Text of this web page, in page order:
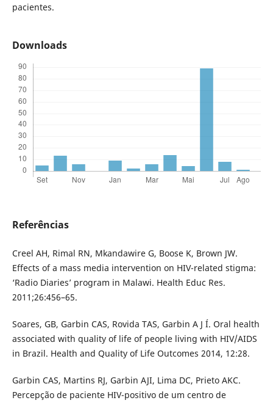
pacientes.
Downloads
Referências
Creel AH, Rimal RN, Mkandawire G, Boose K, Brown JW.
Effects of a mass media intervention on HIV-related stigma:
‘Radio Diaries’ program in Malawi. Health Educ Res.
2011;26:456–65.
Soares, GB, Garbin CAS, Rovida TAS, Garbin A J Í. Oral health
associated with quality of life of people living with HIV/AIDS
in Brazil. Health and Quality of Life Outcomes 2014, 12:28.
Garbin CAS, Martins RJ, Garbin AJI, Lima DC, Prieto AKC.
Percepção de paciente HIV-positivo de um centro de